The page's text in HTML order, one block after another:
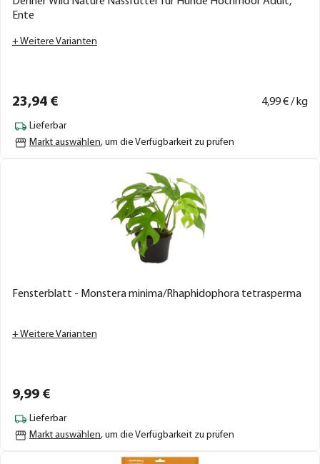
Ente
+ Weitere Varianten
23,94 € 4,99€ / kg
Lieferbar
Markt auswählen, um die Verfügbarkeit zu prüfen
Fensterblatt - Monstera minima/Rhaphidophora tetrasperma
+ Weitere Varianten
9,99 €
Lieferbar
Markt auswählen, um die Verfügbarkeit zu prüfen